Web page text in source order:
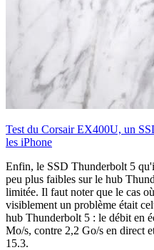
Test du Corsair EX400U, un
les iPhone
Enfin, le SSD Thunderbolt 5
peu plus faibles sur le hub
limitée. Il faut noter que le cas
visiblement un problème était
hub Thunderbolt 5 : le débit en
Mo/s, contre 2,2 Go/s en direct
15.3.